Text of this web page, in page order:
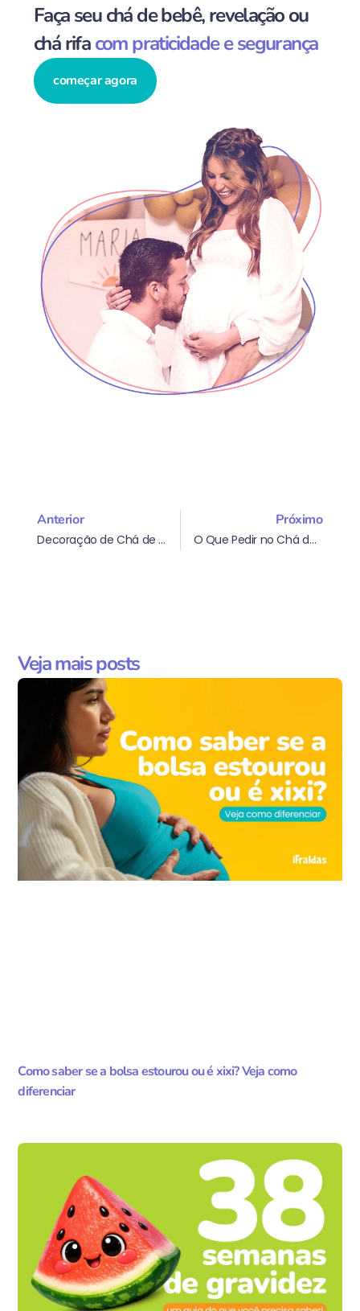
Faça seu chá de bebê, revelação ou
chá rifacom praticidade e segurança
começar agora
Anterior
Decoração de Chá de Fraldas: Como Fazer e Ideias
Próximo
O Que Pedir no Chá de Bebê? Dicas e Soluções Práticas
Veja mais posts
Como saber se a bolsa estourou ou é xixi? Veja como
diferenciar